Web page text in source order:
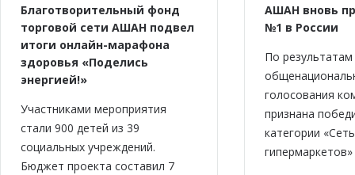
Благотворительный фонд
торговой сети АШАН подвел
итоги онлайн-марафона
здоровья «Поделись
энергией!»
Участниками мероприятия
стали 900 детей из 39
социальных учреждений.
Бюджет проекта составил 7
АШАН вновь
№1 в России
По результатам
голосования
признана
категории «Сеть